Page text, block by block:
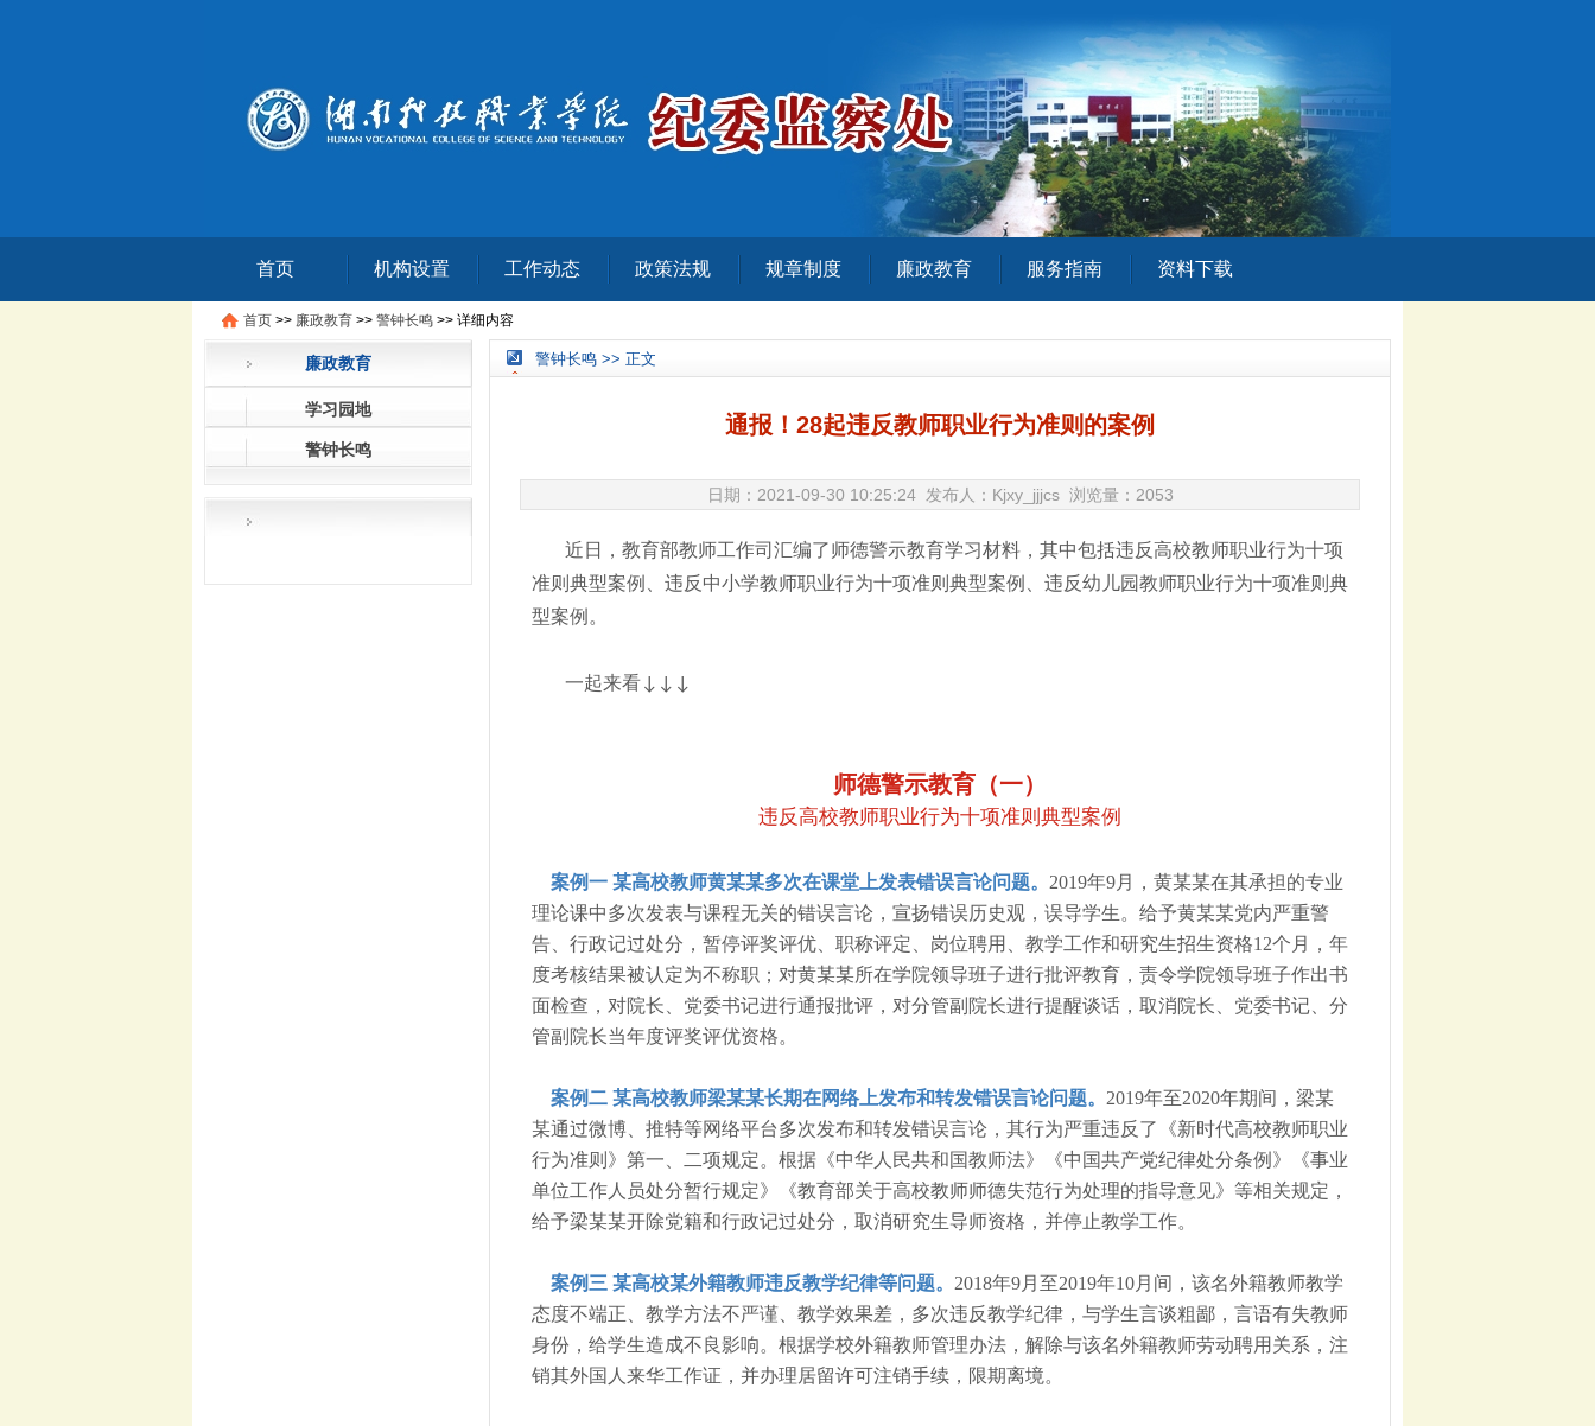
首页 机构设置 工作动态 政策法规 规章制度 廉政教育 服务指南 资料下载
首页 >> 廉政教育 >> 警钟长鸣 >> 详细内容
廉政教育
学习园地
警钟长鸣
警钟长鸣 >> 正文
通报！28起违反教师职业行为准则的案例
日期：2021-09-30 10:25:24 发布人：Kjxy_jjjcs 浏览量： 2053
近日，教育部教师工作司汇编了师德警示教育学习材料，其中包括违反高校教师职业行为十项
准则典型案例、违反中小学教师职业行为十项准则典型案例、违反幼儿园教师职业行为十项准则典
型案例。
一起来看↓↓↓
师德警示教育（一）
违反高校教师职业行为十项准则典型案例
案例一 某高校教师黄某某多次在课堂上发表错误言论问题。 2019年9月，黄某某在其承担的专业
理论课中多次发表与课程无关的错误言论，宣扬错误历史观，误导学生。给予黄某某党内严重警
告、行政记过处分，暂停评奖评优、职称评定、岗位聘用、教学工作和研究生招生资格12个月，年
度考核结果被认定为不称职；对黄某某所在学院领导班子进行批评教育，责令学院领导班子作出书
面检查，对院长、党委书记进行通报批评，对分管副院长进行提醒谈话，取消院长、党委书记、分
管副院长当年度评奖评优资格。
案例二 某高校教师梁某某长期在网络上发布和转发错误言论问题。 2019年至2020年期间，梁某
某通过微博、推特等网络平台多次发布和转发错误言论，其行为严重违反了《新时代高校教师职业
行为准则》第一、二项规定。根据《中华人民共和国教师法》《中国共产党纪律处分条例》《事业
单位工作人员处分暂行规定》《教育部关于高校教师师德失范行为处理的指导意见》等相关规定，
给予梁某某开除党籍和行政记过处分，取消研究生导师资格，并停止教学工作。
案例三 某高校某外籍教师违反教学纪律等问题。 2018年9月至2019年10月间，该名外籍教师教学
态度不端正、教学方法不严谨、教学效果差，多次违反教学纪律，与学生言谈粗鄙，言语有失教师
身份，给学生造成不良影响。根据学校外籍教师管理办法，解除与该名外籍教师劳动聘用关系，注
销其外国人来华工作证，并办理居留许可注销手续，限期离境。